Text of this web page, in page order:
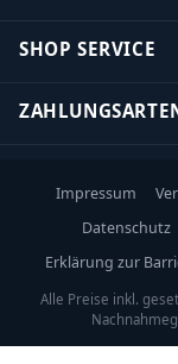
SHOP SERVICE
Impressum
Datenschutz
Erklärung zur
Alle Preise inkl.